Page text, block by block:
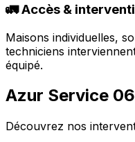
🚛 Accès &
Maisons individuelles,
techniciens
équipé.
Azur Service
Découvrez nos